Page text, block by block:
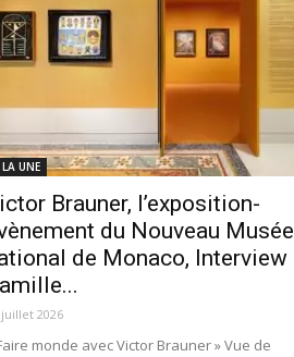
UNE
Brauner, l’exposition-
du Nouveau Musée
de Monaco, Interview
2026
monde avec Victor Brauner » Vue de